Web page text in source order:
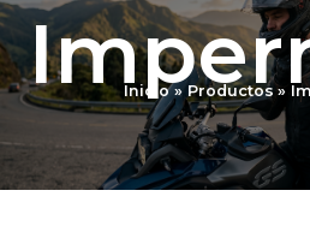
Inicio Productos